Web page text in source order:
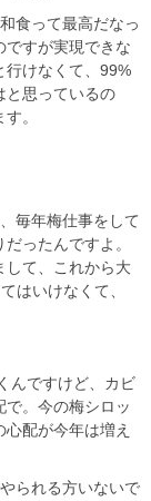
食って最高だなっ
ですが実現できな
行けなくて、99%
と思っているの
。
毎年梅仕事をして
ったんですよ。
して、これから大
はいけなくて、
んですけど、カビ
で。今の梅シロッ
配が今年は増え
られる方いないで